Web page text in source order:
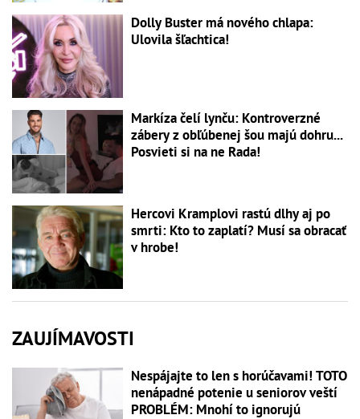
Dolly Buster má nového chlapa:
Ulovila šľachtica!
Markíza čelí lynču: Kontroverzné
zábery z obľúbenej šou majú dohru...
Posvieti si na ne Rada!
Hercovi Kramplovi rastú dlhy aj po
smrti: Kto to zaplatí? Musí sa obracať
v hrobe!
ZAUJÍMAVOSTI
Nespájajte to len s horúčavami! TOTO
nenápadné potenie u seniorov veští
PROBLÉM: Mnohí to ignorujú